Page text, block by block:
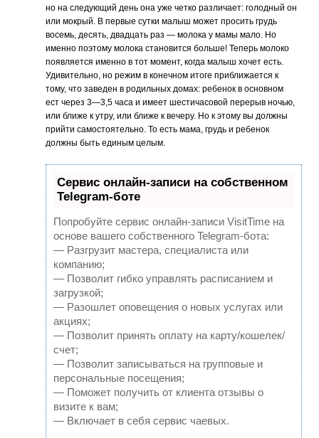
но на следующий день она уже четко различает: голодный он
или мокрый. В первые сутки малыш может просить грудь
восемь, десять, двадцать раз — молока у мамы мало. Но
именно поэтому молока становится больше! Теперь молоко
появляется именно в тот момент, когда малыш хочет есть.
Удивительно, но режим в конечном итоге приближается к
тому, что заведен в родильных домах: ребенок в основном
ест через 3—3,5 часа и имеет шестичасовой перерыв ночью,
или ближе к утру, или ближе к вечеру. Но к этому вы должны
прийти самостоятельно. То есть мама, грудь и ребенок
должны быть единым целым.
Сервис онлайн-записи на собственном
Telegram-боте
Попробуйте сервис онлайн-записи VisitTime на
основе вашего собственного Telegram-бота:
— Разгрузит мастера, специалиста или
компанию;
— Позволит гибко управлять расписанием и
загрузкой;
— Разошлет оповещения о новых услугах или
акциях;
— Позволит принять оплату на карту/кошелек/
счет;
— Позволит записываться на групповые и
персональные посещения;
— Поможет получить от клиента отзывы о
визите к вам;
— Включает в себя сервис чаевых.